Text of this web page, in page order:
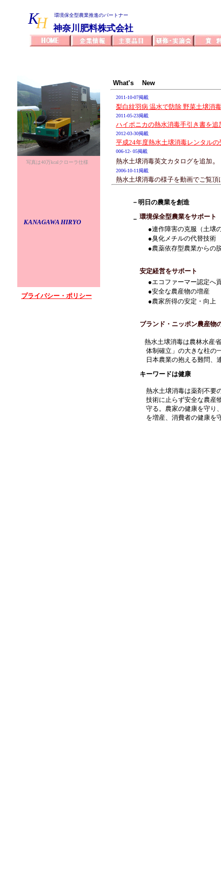
2011-10-07掲載
梨白紋羽病 温水で防除 野菜土壌消
2011-05-23掲載
ハイポニカの熱水消毒手引き書を追
2012-03-30掲載
平成24年度熱水土壌消毒レンタル
006-12- 05掲載
熱水土壌消毒英文カタログを追加 。
2006-10-11掲載
熱水土壌消毒の様子を動画でご覧頂
平成18年9月度研修・実演会を掲載
2006-06-20 掲載
MBTOC国際会議にて熱水土壌消
す。 詳しくは弊社までお問
2006-03-29 掲載
平成18年度熱水土壌消毒レンタル
2006-03-22 掲載
2005-12-27 掲載
ホームページデザイン一新
新分野紹介：水耕栽培（ロックウー
研修会・実演会等の記録写真の一
環境保全型農業推進のパートナー
KANAGAWA HIRYO
What’s New
写真は40万kcalクローラ仕様
プライバシー・ポリシー
●臭化メチルの代替技術
環境保全型農業をサポート
●連作障害の克服（土壌
●農薬依存型農業からの
キーワードは健康
熱水土壌消毒は薬剤不要
技術に止らず安全な農産
守る。農家の健康を守り
を増産、消費者の健康を
●安全な農産物の増産
安定経営をサポート
●エコファーマー認定へ
●農家所得の安定・向上
－ 明日の農業を創造
－
ブランド・ニッポン農産物
熱水土壌消毒は農林水産
体制確立」 の大きな柱の
日本農業の抱える難問、
H
K
神奈川肥料株式会社